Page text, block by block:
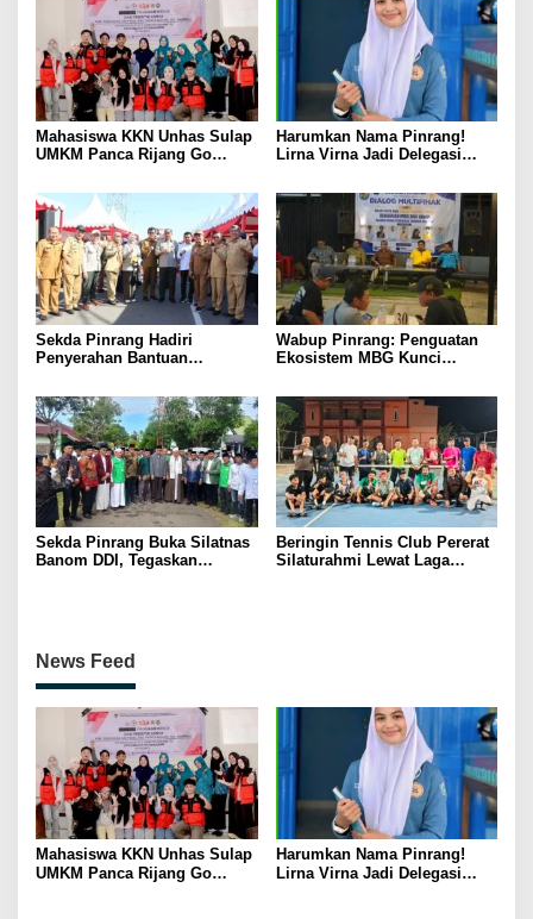
Mahasiswa KKN Unhas Sulap
UMKM Panca Rijang Go
Antusias Ikuti Pelatihan
Harumkan Nama Pinrang!
Lirna Virna Jadi Delegasi
Indonesia 2026
Sekda Pinrang Hadiri
Penyerahan Bantuan
Dukung Swasembada Pangan
Wabup Pinrang: Penguatan
Ekosistem MBG Kunci
Kerakyatan
Sekda Pinrang Buka Silatnas
Banom DDI, Tegaskan
Beringin Tennis Club Pererat
Silaturahmi Lewat Laga
News Feed
Mahasiswa KKN Unhas Sulap
UMKM Panca Rijang Go
Harumkan Nama Pinrang!
Lirna Virna Jadi Delegasi